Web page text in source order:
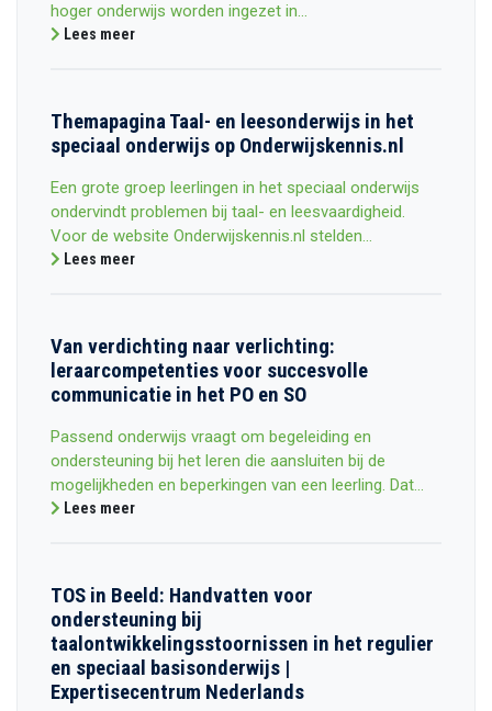
hoger onderwijs worden ingezet in...
Lees meer
Themapagina Taal- en leesonderwijs in het
speciaal onderwijs op Onderwijskennis.nl
Een grote groep leerlingen in het speciaal onderwijs
ondervindt problemen bij taal- en leesvaardigheid.
Voor de website Onderwijskennis.nl stelden...
Lees meer
Van verdichting naar verlichting:
leraarcompetenties voor succesvolle
communicatie in het PO en SO
Passend onderwijs vraagt om begeleiding en
ondersteuning bij het leren die aansluiten bij de
mogelijkheden en beperkingen van een leerling. Dat...
Lees meer
TOS in Beeld: Handvatten voor
ondersteuning bij
taalontwikkelingsstoornissen in het regulier
en speciaal basisonderwijs |
Expertisecentrum Nederlands